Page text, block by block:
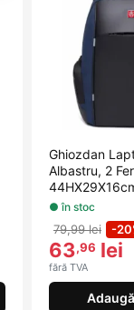
Ghiozdan
Albastru, 2
● în stoc
79,99 lei -
63,96 lei
fără TVA